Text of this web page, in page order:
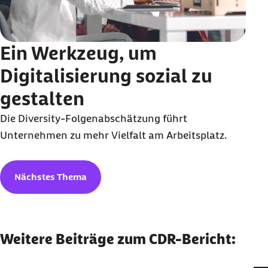
Ein Werkzeug, um
Digitalisierung sozial zu
gestalten
Die Diversity-Folgenabschätzung führt
Unternehmen zu mehr Vielfalt am Arbeitsplatz.
Nächstes Thema
Weitere Beiträge zum CDR-Bericht: